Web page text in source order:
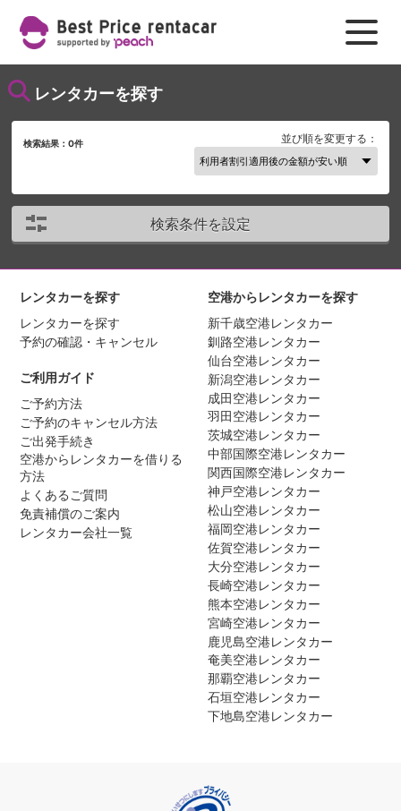
レンタカーを探す
検索結果：0件 並び順を変更する：
検索条件を設定
レンタカーを探す
レンタカーを探す
予約の確認・キャンセル
ご利用ガイド
ご予約方法
ご予約のキャンセル方法
ご出発手続き
空港からレンタカーを借りる
方法
よくあるご質問
免責補償のご案内
レンタカー会社一覧
空港からレンタカーを探す
新千歳空港レンタカー
釧路空港レンタカー
仙台空港レンタカー
新潟空港レンタカー
成田空港レンタカー
羽田空港レンタカー
茨城空港レンタカー
中部国際空港レンタカー
関西国際空港レンタカー
神戸空港レンタカー
松山空港レンタカー
福岡空港レンタカー
佐賀空港レンタカー
大分空港レンタカー
長崎空港レンタカー
熊本空港レンタカー
宮崎空港レンタカー
鹿児島空港レンタカー
奄美空港レンタカー
那覇空港レンタカー
石垣空港レンタカー
下地島空港レンタカー